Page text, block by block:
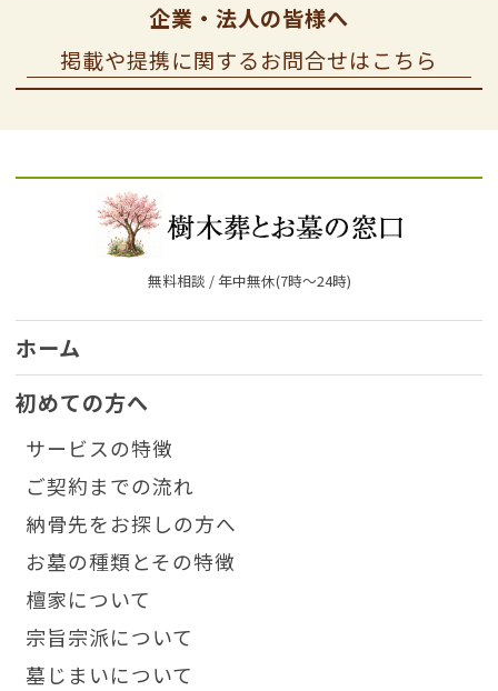
企業・法人の皆様へ
掲載や提携に関するお問合せはこちら
無料相談 / 年中無休(7時〜24時)
ホーム
初めての方へ
サービスの特徴
ご契約までの流れ
納骨先をお探しの方へ
お墓の種類とその特徴
檀家について
宗旨宗派について
墓じまいについて